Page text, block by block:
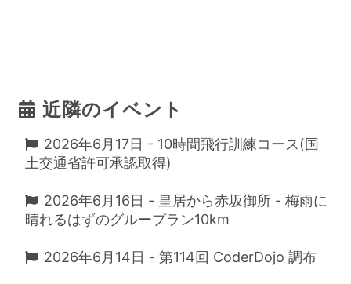
近隣のイベント
2026年6月17日 - 10時間飛行訓練コース(国
土交通省許可承認取得)
2026年6月16日 - 皇居から赤坂御所 - 梅雨に
晴れるはずのグループラン10km
2026年6月14日 - 第114回 CoderDojo 調布